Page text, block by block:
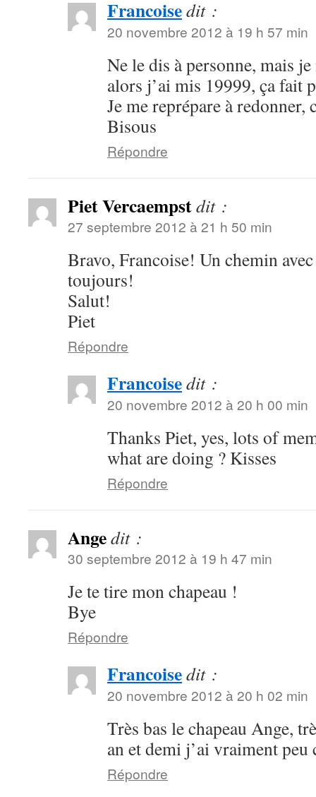
Francoisedit :
20 novembre 2012 à 19 h 57 min
Ne le dis à personne, mais
alors j’ai mis 19999, ça
Je me reprépare à
Bisous
Répondre
Piet Vercaempstdit :
27 septembre 2012 à 21 h 50 min
Bravo, Francoise! Un chemin
toujours!
Salut!
Piet
Répondre
Francoisedit :
20 novembre 2012 à 20 h 00 min
Thanks Piet, yes, lots of
what are doing ? Kisses
Répondre
Angedit :
30 septembre 2012 à 19 h 47 min
Je te tire mon chapeau !
Bye
Répondre
Francoisedit :
20 novembre 2012 à 20 h 02 min
Très bas le chapeau Ange,
an et demi j’ai vraiment
Répondre